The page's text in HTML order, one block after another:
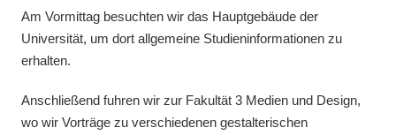
Am Vormittag besuchten wir das Hauptgebäude der
Universität, um dort allgemeine Studieninformationen zu
erhalten.
Anschließend fuhren wir zur Fakultät 3 Medien und Design,
wo wir Vorträge zu verschiedenen gestalterischen